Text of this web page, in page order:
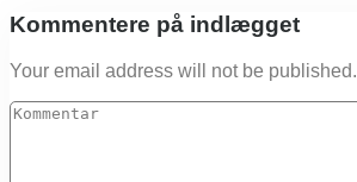
Kommentere på indlægget
Your email address will not be published.